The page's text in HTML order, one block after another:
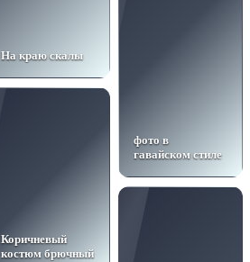
На краю скалы
фото в
гавайском стиле
Коричневый
костюм брючный